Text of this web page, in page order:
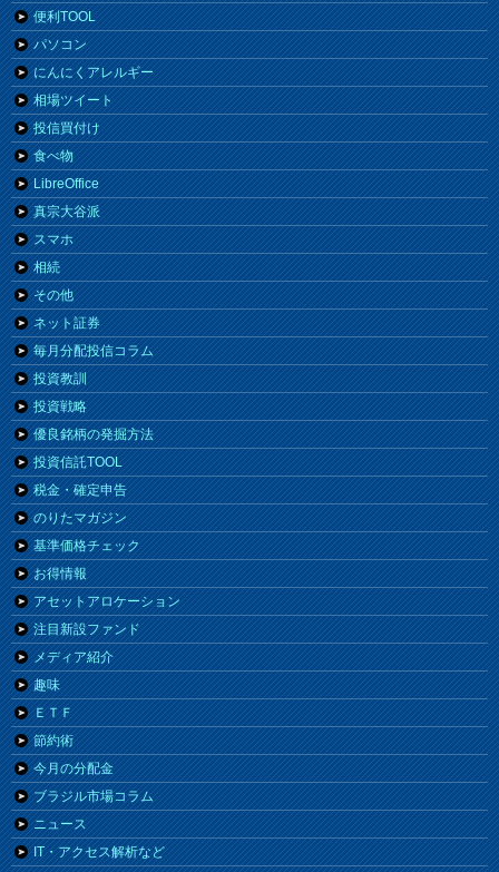
便利TOOL
パソコン
にんにくアレルギー
相場ツイート
投信買付け
食べ物
LibreOffice
真宗大谷派
スマホ
相続
その他
ネット証券
毎月分配投信コラム
投資教訓
投資戦略
優良銘柄の発掘方法
投資信託TOOL
税金・確定申告
のりたマガジン
基準価格チェック
お得情報
アセットアロケーション
注目新設ファンド
メディア紹介
趣味
ＥＴＦ
節約術
今月の分配金
ブラジル市場コラム
ニュース
IT・アクセス解析など